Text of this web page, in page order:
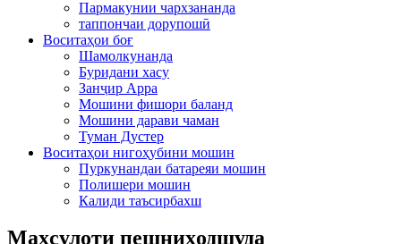
Пармакунии чархзананда
таппончаи дорупошӣ
Воситаҳои боғ
Шамолкунанда
Буридани хасу
Занҷир Арра
Мошини фишори баланд
Мошини дарави чаман
Туман Дустер
Воситаҳои нигоҳубини мошин
Пуркунандаи батареяи мошин
Полишери мошин
Калиди таъсирбахш
Маҳсулоти пешниҳодшуда